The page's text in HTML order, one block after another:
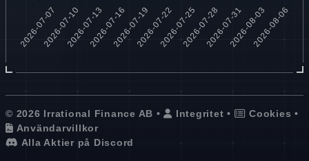
© 2026 Irrational Finance AB • Integritet • Cookies •
Användarvillkor
Alla Aktier på Discord